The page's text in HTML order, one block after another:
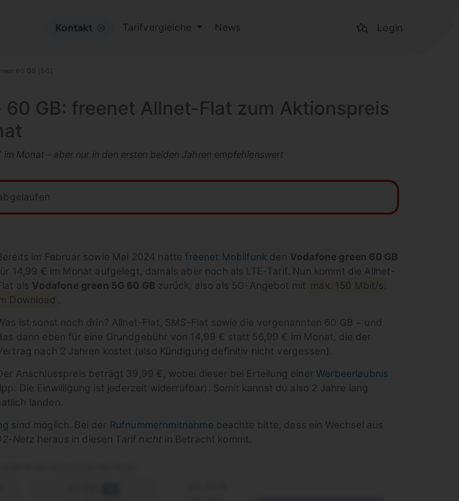
Kontakt ⦿ Tarifvergleiche News Login
60 GB [5G]
60 GB: freenet Allnet-Flat zum Aktionspreis
Monat – aber nur in den ersten beiden Jahren empfehlenswert
im Februar sowie Mai 2024 hatte freenet Mobilfunk den Vodafone green 60 GB
14,99 € im Monat aufgelegt, damals aber noch als LTE-Tarif. Nun kommt die Allnet-
als Vodafone green 5G 60 GB zurück, also als 5G-Angebot mit max. 150 Mbit/s.
Download .
ist sonst noch drin? Allnet-Flat, SMS-Flat sowie die vorgenannten 60 GB − und
dann eben für eine Grundgebühr von 14,99 € statt 56,99 € im Monat, die der
nach 2 Jahren kostet (also Kündigung definitiv nicht vergessen).
Anschlusspreis beträgt 39,99 €, wobei dieser bei Erteilung einer Werbeerlaubnis
Die Einwilligung ist jederzeit widerrufbar). Somit kannst du also 2 Jahre lang
landen.
sind möglich. Bei der Rufnummernmitnahme beachte bitte, dass ein Wechsel aus
Netz heraus in diesen Tarif nicht in Betracht kommt.